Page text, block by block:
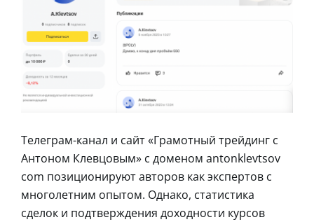
Телеграм-канал и сайт «Грамотный трейдинг с
Антоном Клевцовым» с доменом antonklevtsov
com позиционируют авторов как экспертов с
многолетним опытом. Однако, статистика
сделок и подтверждения доходности курсов